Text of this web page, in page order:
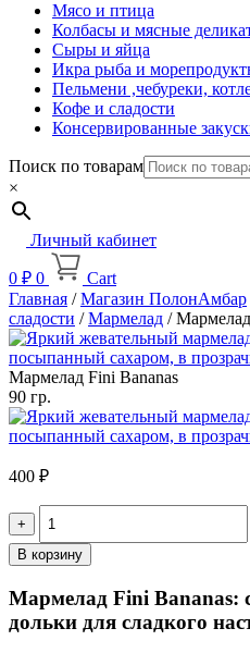
Мясо и птица
Колбасы и мясные
Сыры и яйца
Икра рыба и
Пельмени ,чебуреки,
Кофе и сладости
Консервированные
Поиск по товарам
×
Личный кабинет
0 ₽ 0
Cart
Главная /Магазин ПолонАмбар
сладости /Мармелад /
Мармелад Fini Bananas
90 гр.
400 ₽
Quantity
В корзину
Мармелад Fini Bananas:
дольки для сладкого